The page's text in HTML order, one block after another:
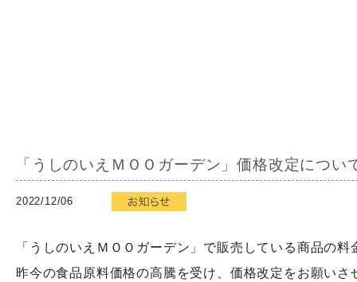
「うしのいえＭＯＯガーデン」価格改定につい
2022/12/06
「うしのいえＭＯＯガーデン」で販売している商品の
昨今の食品原料価格の高騰を受け、価格改定をお願いさ